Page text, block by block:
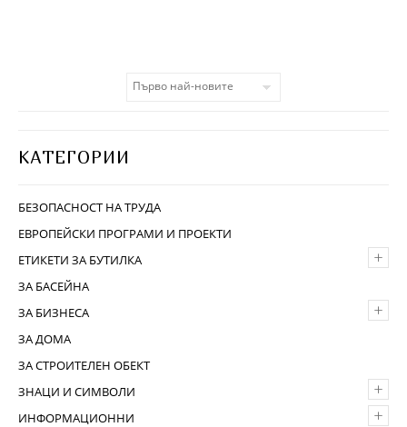
КАТЕГОРИИ
БЕЗОПАСНОСТ НА ТРУДА
ЕВРОПЕЙСКИ ПРОГРАМИ И ПРОЕКТИ
+
ЕТИКЕТИ ЗА БУТИЛКА
ЗА БАСЕЙНА
+
ЗА БИЗНЕСА
ЗА ДОМА
ЗА СТРОИТЕЛЕН ОБЕКТ
+
ЗНАЦИ И СИМВОЛИ
+
ИНФОРМАЦИОННИ